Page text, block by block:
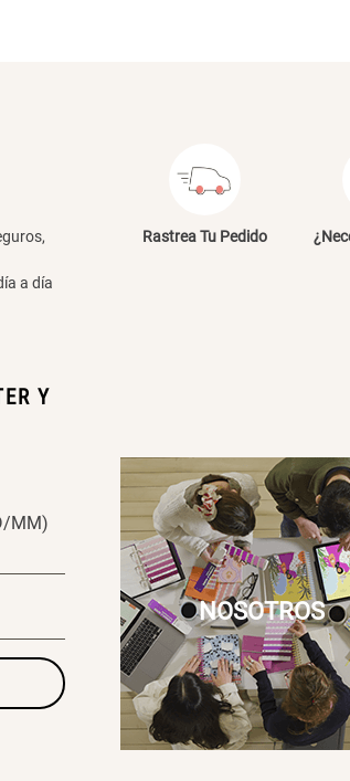
a día
Y
MM)
Rastrea Tu Pedido
NOSOTROS